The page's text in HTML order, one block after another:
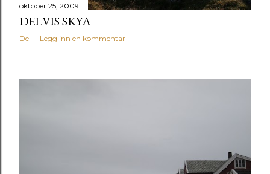
oktober 25, 2009
DELVIS SKYA
Del Legg inn en kommentar